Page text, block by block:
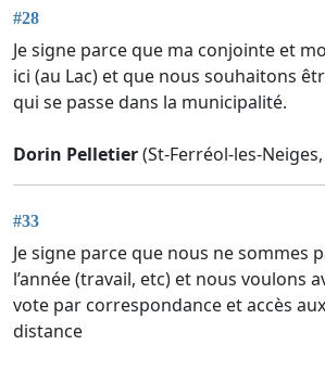
#28
Je signe parce que ma conjointe et
ici (au Lac) et que nous souhaitons
qui se passe dans la municipalité.
Dorin Pelletier(St-Ferréol-les-
#33
Je signe parce que nous ne sommes
l’année (travail, etc) et nous voulons
vote par correspondance et accès
distance